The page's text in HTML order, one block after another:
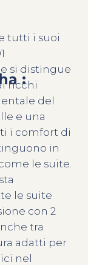
:
tutti i suoi
si distingue
ricchi
del
e una
i comfort di
in
le suite.
le suite
con 2
tra
adatti per
nel